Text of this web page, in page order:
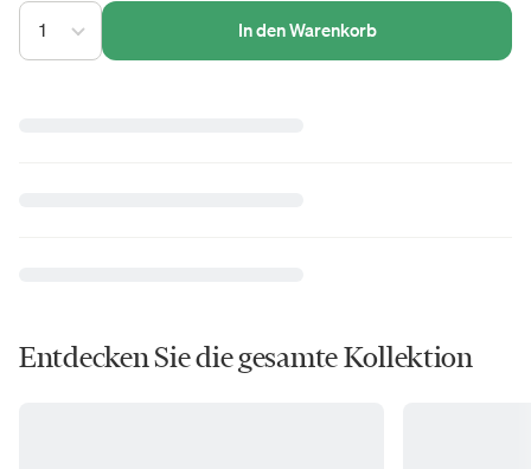
1 In den Warenkorb
Entdecken Sie die gesamte Kollektion